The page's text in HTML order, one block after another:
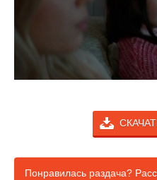
Понравилась раздача?